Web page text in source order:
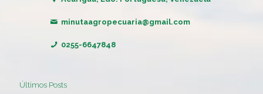
minutaagropecuaria@gmail.com
0255-6647848
Últimos Posts